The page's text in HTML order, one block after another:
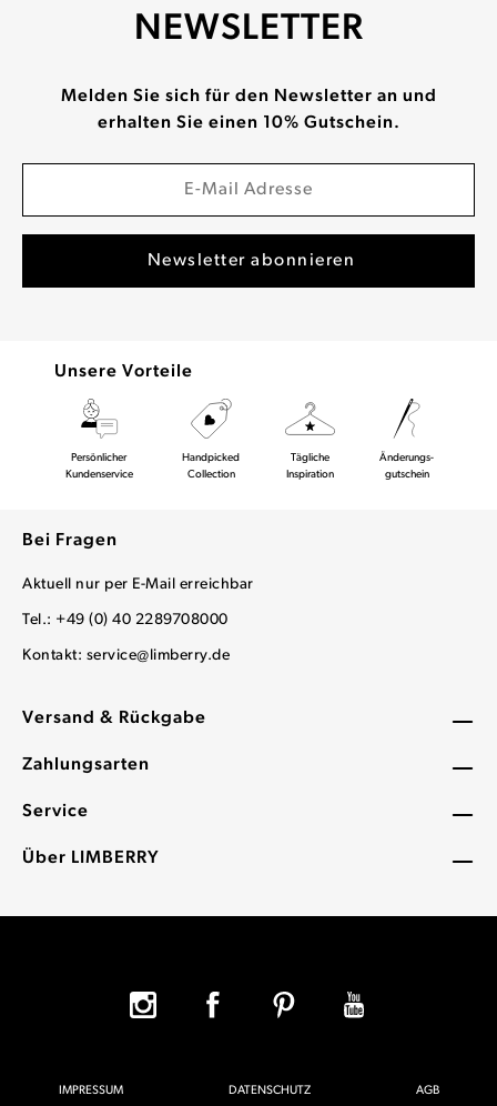
Versand & Rückgabe
Zahlungsarten
Service
Über LIMBERRY
NEWSLETTER
Melden Sie sich für den Newsletter an und
erhalten Sie einen 10% Gutschein.
Unsere Vorteile
Persönlicher
Kundenservice
Handpicked
Collection
Tägliche
Inspiration
Änderungs-
gutschein
Bei Fragen
Aktuell nur per E-Mail erreichbar
Tel.: +49 (0) 40 2289708000
Kontakt: service@limberry.de
IMPRESSUM DATENSCHUTZ AGB